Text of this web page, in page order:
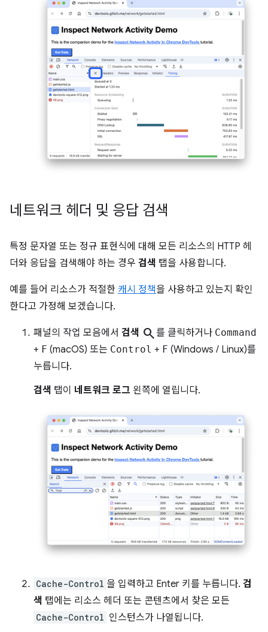
네트워크 헤더 및 응답 검색
특정 문자열 또는 정규 표현식에 대해 모든 리소스의 HTTP 헤
더와 응답을 검색해야 하는 경우 검색 탭을 사용합니다.
예를 들어 리소스가 적절한 캐시 정책을 사용하고 있는지 확인
한다고 가정해 보겠습니다.
패널의 작업 모음에서 검색 search를 클릭하거나 Command
+ F (macOS) 또는 Control + F (Windows / Linux)를
누릅니다.
검색 탭이 네트워크 로그 왼쪽에 열립니다.
Cache-Control 을 입력하고 Enter 키를 누릅니다. 검
색 탭에는 리소스 헤더 또는 콘텐츠에서 찾은 모든
Cache-Control 인스턴스가 나열됩니다.